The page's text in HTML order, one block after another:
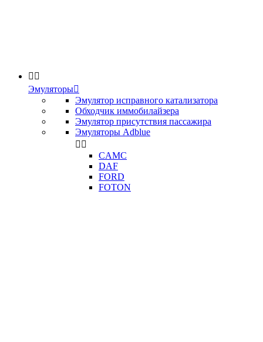
 
Эмуляторы
Эмулятор исправного катализатора
Обходчик иммобилайзера
Эмулятор присутствия пассажира
Эмуляторы Adblue
 
CAMC
DAF
FORD
FOTON